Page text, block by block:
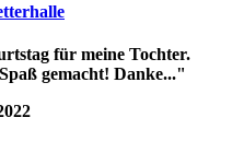
für meine Tochter.
gemacht! Danke..."